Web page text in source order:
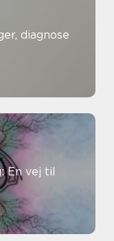
diagnose
En vej til